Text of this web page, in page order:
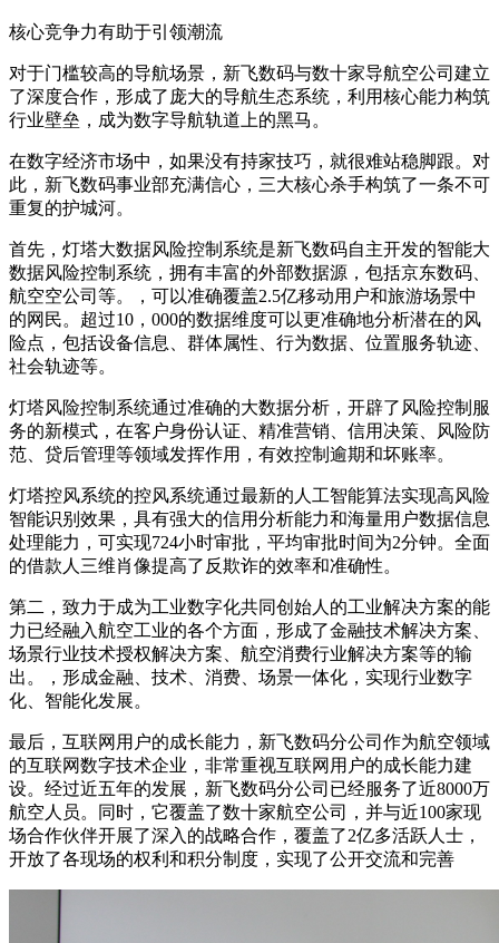
核心竞争力有助于引领潮流
对于门槛较高的导航场景，新飞数码与数十家导航空公司建立
了深度合作，形成了庞大的导航生态系统，利用核心能力构筑
行业壁垒，成为数字导航轨道上的黑马。
在数字经济市场中，如果没有持家技巧，就很难站稳脚跟。对
此，新飞数码事业部充满信心，三大核心杀手构筑了一条不可
重复的护城河。
首先，灯塔大数据风险控制系统是新飞数码自主开发的智能大
数据风险控制系统，拥有丰富的外部数据源，包括京东数码、
航空空公司等。，可以准确覆盖2.5亿移动用户和旅游场景中
的网民。超过10，000的数据维度可以更准确地分析潜在的风
险点，包括设备信息、群体属性、行为数据、位置服务轨迹、
社会轨迹等。
灯塔风险控制系统通过准确的大数据分析，开辟了风险控制服
务的新模式，在客户身份认证、精准营销、信用决策、风险防
范、贷后管理等领域发挥作用，有效控制逾期和坏账率。
灯塔控风系统的控风系统通过最新的人工智能算法实现高风险
智能识别效果，具有强大的信用分析能力和海量用户数据信息
处理能力，可实现724小时审批，平均审批时间为2分钟。全面
的借款人三维肖像提高了反欺诈的效率和准确性。
第二，致力于成为工业数字化共同创始人的工业解决方案的能
力已经融入航空工业的各个方面，形成了金融技术解决方案、
场景行业技术授权解决方案、航空消费行业解决方案等的输
出。，形成金融、技术、消费、场景一体化，实现行业数字
化、智能化发展。
最后，互联网用户的成长能力，新飞数码分公司作为航空领域
的互联网数字技术企业，非常重视互联网用户的成长能力建
设。经过近五年的发展，新飞数码分公司已经服务了近8000万
航空人员。同时，它覆盖了数十家航空公司，并与近100家现
场合作伙伴开展了深入的战略合作，覆盖了2亿多活跃人士，
开放了各现场的权利和积分制度，实现了公开交流和完善